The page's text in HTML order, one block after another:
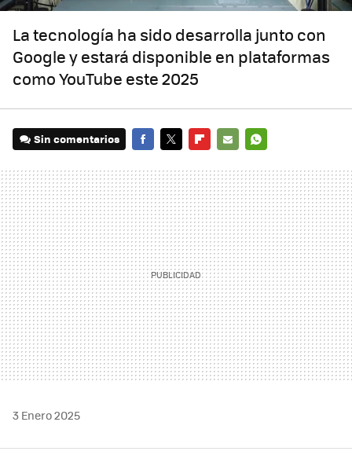
La tecnología ha sido desarrolla junto con
Google y estará disponible en plataformas
como YouTube este 2025
Sin comentarios
MAIL
3 Enero 2025